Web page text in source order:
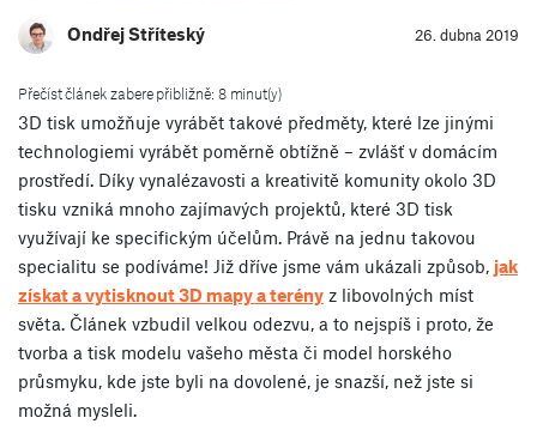
Ondřej Stříteský 26. dubna 2019
Přečíst článek zabere přibližně: 8 minut(y)
3D tisk umožňuje vyrábět takové předměty, které lze jinými
technologiemi vyrábět poměrně obtížně – zvlášť v domácím
prostředí. Díky vynalézavosti a kreativitě komunity okolo 3D
tisku vzniká mnoho zajímavých projektů, které 3D tisk
využívají ke specifickým účelům. Právě na jednu takovou
specialitu se podíváme! Již dříve jsme vám ukázali způsob, jak
získat a vytisknout 3D mapy a terény z libovolných míst
světa. Článek vzbudil velkou odezvu, a to nejspíš i proto, že
tvorba a tisk modelu vašeho města či model horského
průsmyku, kde jste byli na dovolené, je snazší, než jste si
možná mysleli.